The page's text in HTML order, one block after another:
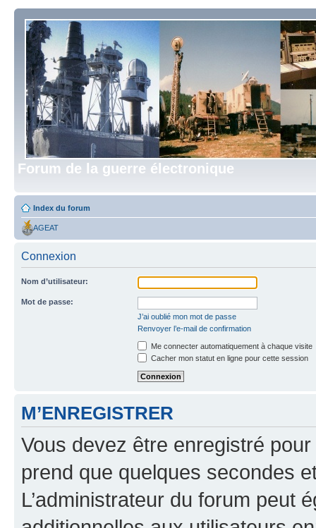
Forum de la guerre électronique
Index du forum
AGEAT
Connexion
Nom d’utilisateur:
Mot de passe:
J’ai oublié mon mot de passe
Renvoyer l’e-mail de confirmation
Me connecter automatiquement à chaque visite
Cacher mon statut en ligne pour cette session
M’ENREGISTRER
Vous devez être enregistré
prend que quelques secondes
L’administrateur du forum peut